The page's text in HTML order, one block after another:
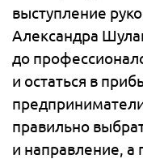
выступление
Александра
до
и остаться в
правильно
и направление,